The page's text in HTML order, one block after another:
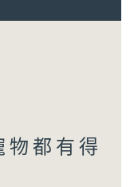
都有得